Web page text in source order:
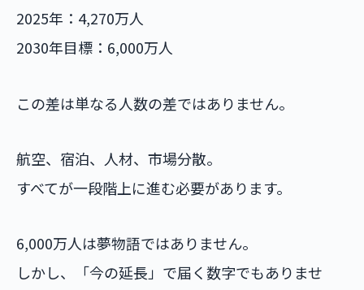
2025年：4,270万人
2030年目標：6,000万人
この差は単なる人数の差ではありません。
航空、宿泊、人材、市場分散。
すべてが一段階上に進む必要があります。
6,000万人は夢物語ではありません。
しかし、「今の延長」で届く数字でもありませ